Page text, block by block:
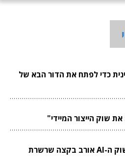
כדי לפתח את הדור הבא של
צוואר הבקבוק הבא בשוק ה-AI אורב בקצה שרשרת